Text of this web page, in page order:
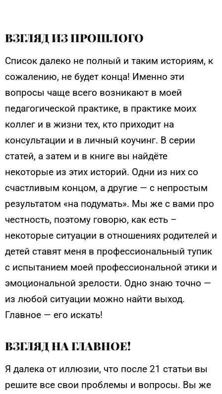
ВЗГЛЯД ИЗ ПРОШЛОГО
Список далеко не полный и таким историям, к
сожалению, не будет конца! Именно эти
вопросы чаще всего возникают в моей
педагогической практике, в практике моих
коллег и в жизни тех, кто приходит на
консультации и в личный коучинг. В серии
статей, а затем и в книге вы найдёте
некоторые из этих историй. Одни из них со
счастливым концом, а другие — с непростым
результатом «на подумать». Мы же с вами про
честность, поэтому говорю, как есть –
некоторые ситуации в отношениях родителей и
детей ставят меня в профессиональный тупик
с испытанием моей профессиональной этики и
эмоциональной зрелости. Одно знаю точно —
из любой ситуации можно найти выход.
Главное — его искать!
ВЗГЛЯД НА ГЛАВНОЕ!
Я далека от иллюзии, что после 21 статьи вы
решите все свои проблемы и вопросы. Вы же